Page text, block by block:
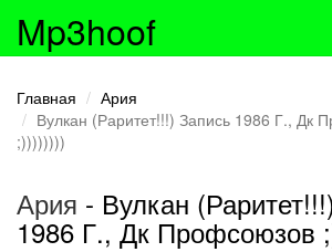
Mp3hoof
Главная
Ария
Вулкан (Раритет!!!) Запись 1986 Г., Дк
;))))))))
Ария - Вулкан
1986 Г., Дк Профсоюзов